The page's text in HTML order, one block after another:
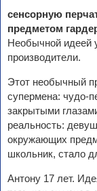
сенсорную
предметом
Необычной идеей
производители.
Этот необычный
супермена: чудо-
закрытыми
реальность:
окружающих
школьник, стало
Антону 17 лет.